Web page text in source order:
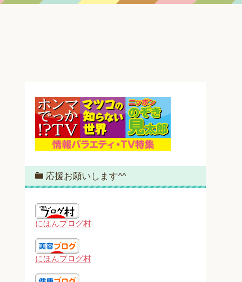
応援お願いします^^
にほんブログ村
にほんブログ村